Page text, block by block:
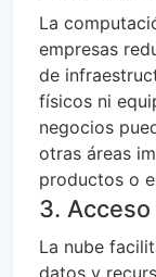
La
empresas
de
físicos ni
negocios
otras áreas
productos o
3.
La nube
datos y